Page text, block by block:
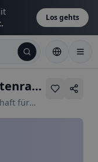
Los gehts
29
für